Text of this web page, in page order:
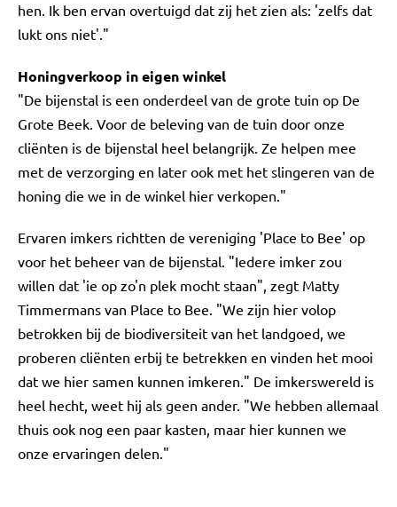
hen. Ik ben ervan overtuigd dat zij het zien als: 'zelfs dat
lukt ons niet'."
Honingverkoop in eigen winkel
"De bijenstal is een onderdeel van de grote tuin op De
Grote Beek. Voor de beleving van de tuin door onze
cliënten is de bijenstal heel belangrijk. Ze helpen mee
met de verzorging en later ook met het slingeren van de
honing die we in de winkel hier verkopen."
Ervaren imkers richtten de vereniging 'Place to Bee' op
voor het beheer van de bijenstal. "Iedere imker zou
willen dat 'ie op zo'n plek mocht staan", zegt Matty
Timmermans van Place to Bee. "We zijn hier volop
betrokken bij de biodiversiteit van het landgoed, we
proberen cliënten erbij te betrekken en vinden het mooi
dat we hier samen kunnen imkeren." De imkerswereld is
heel hecht, weet hij als geen ander. "We hebben allemaal
thuis ook nog een paar kasten, maar hier kunnen we
onze ervaringen delen."